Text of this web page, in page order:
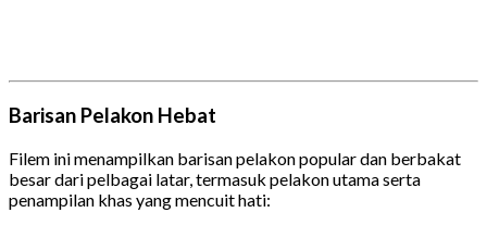
Barisan Pelakon Hebat
Filem ini menampilkan barisan pelakon popular dan berbakat
besar dari pelbagai latar, termasuk pelakon utama serta
penampilan khas yang mencuit hati: